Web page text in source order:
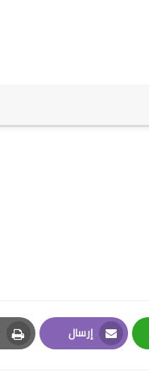
إرسال
Email